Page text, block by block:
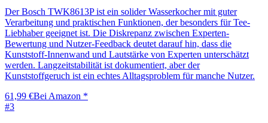
Der Bosch TWK8613P ist ein solider Wasserkocher mit guter
Verarbeitung und praktischen Funktionen, der besonders für Tee-
Liebhaber geeignet ist. Die Diskrepanz zwischen Experten-
Bewertung und Nutzer-Feedback deutet darauf hin, dass die
Kunststoff-Innenwand und Lautstärke von Experten unterschätzt
werden. Langzeitstabilität ist dokumentiert, aber der
Kunststoffgeruch ist ein echtes Alltagsproblem für manche Nutzer.
61,99 €Bei Amazon *
#3